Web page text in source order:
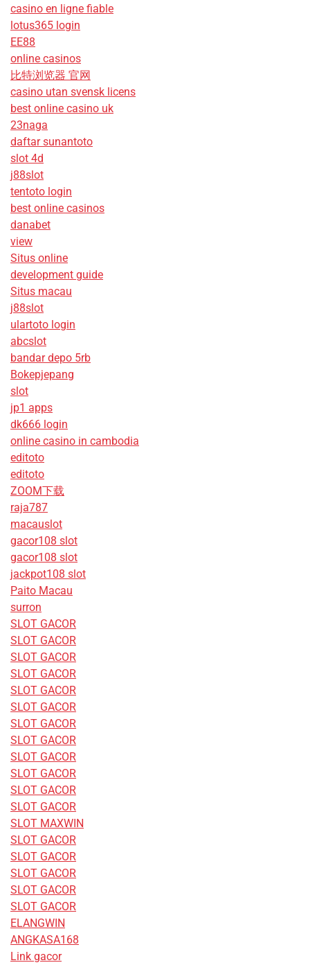
casino en ligne fiable
lotus365 login
EE88
online casinos
比特浏览器 官网
casino utan svensk licens
best online casino uk
23naga
daftar sunantoto
slot 4d
j88slot
tentoto login
best online casinos
danabet
view
Situs online
development guide
Situs macau
j88slot
ulartoto login
abcslot
bandar depo 5rb
Bokepjepang
slot
jp1 apps
dk666 login
online casino in cambodia
editoto
editoto
ZOOM下载
raja787
macauslot
gacor108 slot
gacor108 slot
jackpot108 slot
Paito Macau
surron
SLOT GACOR
SLOT GACOR
SLOT GACOR
SLOT GACOR
SLOT GACOR
SLOT GACOR
SLOT GACOR
SLOT GACOR
SLOT GACOR
SLOT GACOR
SLOT GACOR
SLOT GACOR
SLOT MAXWIN
SLOT GACOR
SLOT GACOR
SLOT GACOR
SLOT GACOR
SLOT GACOR
ELANGWIN
ANGKASA168
Link gacor